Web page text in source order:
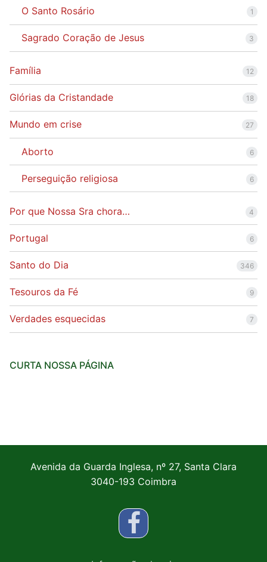
O Santo Rosário 1
Sagrado Coração de Jesus 3
Família 12
Glórias da Cristandade 18
Mundo em crise 27
Aborto 6
Perseguição religiosa 6
Por que Nossa Sra chora… 4
Portugal 6
Santo do Dia 346
Tesouros da Fé 9
Verdades esquecidas 7
CURTA NOSSA PÁGINA
Avenida da Guarda Inglesa, nº 27, Santa Clara
3040-193 Coimbra